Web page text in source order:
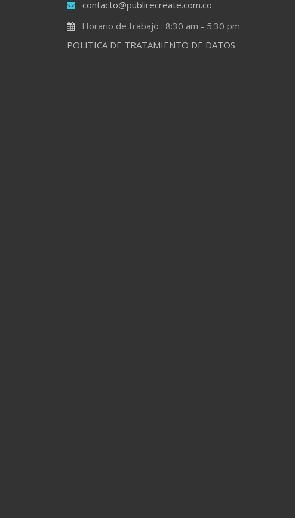
contacto@publirecreate.com.co
Horario de trabajo : 8:30 am - 5:30 pm
POLITICA DE TRATAMIENTO DE DATOS